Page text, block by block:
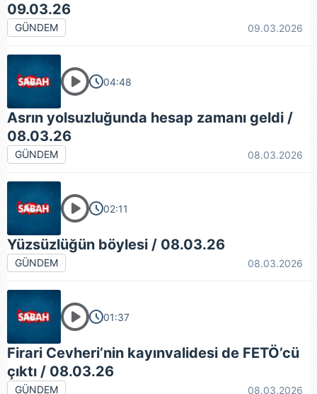
09.03.26
GÜNDEM 09.03.2026
04:48
Asrın yolsuzluğunda hesap zamanı geldi /
08.03.26
GÜNDEM 08.03.2026
02:11
Yüzsüzlüğün böylesi / 08.03.26
GÜNDEM 08.03.2026
01:37
Firari Cevheri’nin kayınvalidesi de FETÖ’cü
çıktı / 08.03.26
GÜNDEM 08.03.2026